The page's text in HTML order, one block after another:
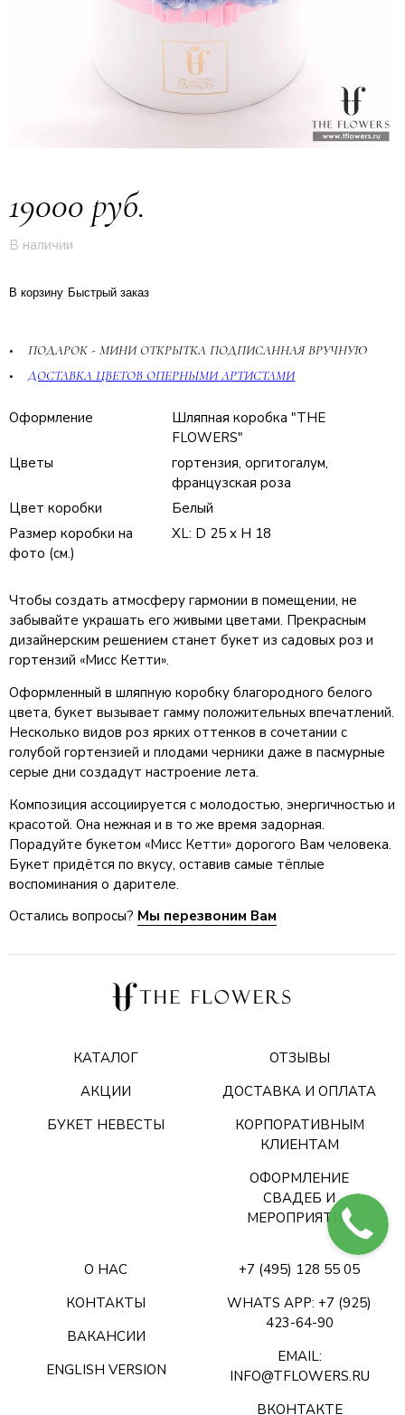
19000 руб.
В наличии
В корзину Быстрый заказ
ПОДАРОК - МИНИ ОТКРЫТКА ПОДПИСАННАЯ ВРУЧНУЮ
ДОСТАВКА ЦВЕТОВ ОПЕРНЫМИ АРТИСТАМИ
Оформление
Шляпная коробка "THE
FLOWERS"
Цветы
гортензия, оргитогалум,
французская роза
Цвет коробки
Белый
Размер коробки на
фото (см.)
XL: D 25 x H 18
Чтобы создать атмосферу гармонии в помещении, не
забывайте украшать его живыми цветами. Прекрасным
дизайнерским решением станет букет из садовых роз и
гортензий «Мисс Кетти».
Оформленный в шляпную коробку благородного белого
цвета, букет вызывает гамму положительных впечатлений.
Несколько видов роз ярких оттенков в сочетании с
голубой гортензией и плодами черники даже в пасмурные
серые дни создадут настроение лета.
Композиция ассоциируется с молодостью, энергичностью и
красотой. Она нежная и в то же время задорная.
Порадуйте букетом «Мисс Кетти» дорогого Вам человека.
Букет придётся по вкусу, оставив самые тёплые
воспоминания о дарителе.
Остались вопросы? Мы перезвоним Вам
КАТАЛОГ
АКЦИИ
БУКЕТ НЕВЕСТЫ
ОТЗЫВЫ
ДОСТАВКА И ОПЛАТА
КОРПОРАТИВНЫМ
КЛИЕНТАМ
ОФОРМЛЕНИЕ
СВАДЕБ И
МЕРОПРИЯТИЙ
О НАС
КОНТАКТЫ
ВАКАНСИИ
ENGLISH VERSION
+7 (495) 128 55 05
WHATS APP: +7 (925)
423-64-90
EMAIL:
INFO@TFLOWERS.RU
ВКОНТАКТЕ